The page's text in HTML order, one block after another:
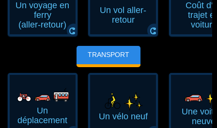
Un voyage en
ferry
(aller‑retour)
ⵛ
Un vol aller-
retour
ⵛ
Coût
trajet
voiture
TRANSPORT
Un
déplacement
Un vélo neuf
Une
neuve